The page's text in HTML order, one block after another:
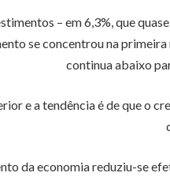
– em 6,3%, que
se concentrou na
continua abaixo
e a tendência é de que o
da economia reduziu-se